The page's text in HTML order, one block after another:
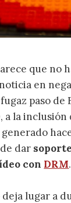
que no
en
paso
a la
dar
con DRM.
lugar a